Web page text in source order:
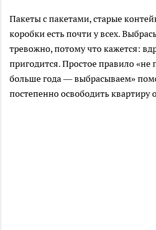
Пакеты с пакетами, старые
коробки есть почти у всех.
тревожно, потому что кажется:
пригодится. Простое правило «не
больше года — выбрасываем»
постепенно освободить квартиру